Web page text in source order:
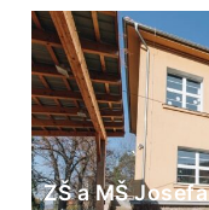
ZŠ a MŠ